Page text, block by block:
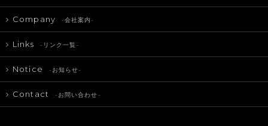
Company -会社案内-
Links -リンク一覧-
Notice -お知らせ-
Contact -お問い合わせ-